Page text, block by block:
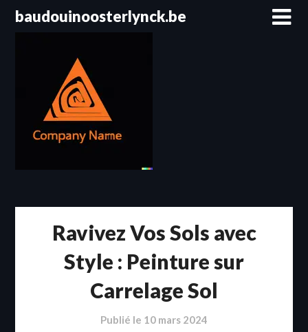
Passerbaudouinoosterlynck.be
Ravivez Vos Sols avec
Style : Peinture sur
Carrelage Sol
Publié le 10 mars 2024